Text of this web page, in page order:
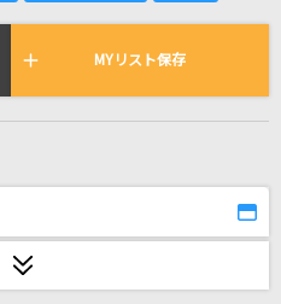
れている曲の一覧
ジョン)
MYリスト保存